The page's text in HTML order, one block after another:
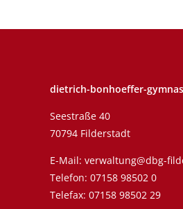
dietrich-bonhoeffer-
Seestraße 40
70794 Filderstadt
E-Mail: verwaltung@dbg-
Telefon: 07158 98502 0
Telefax: 07158 98502 29